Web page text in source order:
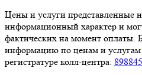
Цены и услуги представленные
информационный характер и
фактических на момент оплаты.
информацию по ценам и услугам
регистратуре колл-центра: